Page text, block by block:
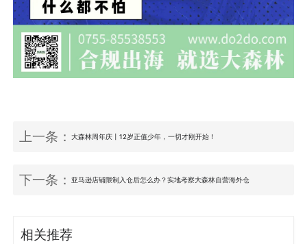
上一条：大森林周年庆丨12岁正值少年，一切才刚开始！
下一条：亚马逊店铺限制入仓后怎么办？实地考察大森林自营海外仓
相关推荐